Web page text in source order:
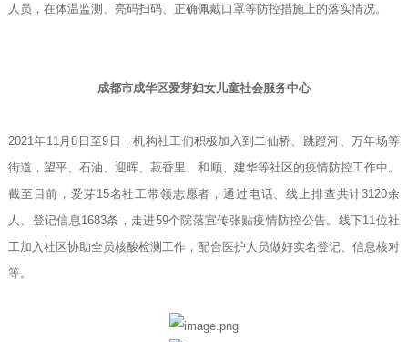
人员，在体温监测、亮码扫码、正确佩戴口罩等防控措施上的落实情况。
成都市成华区爱芽妇女儿童社会服务中心
2021年11月8日至9日，机构社工们积极加入到二仙桥、跳蹬河、万年场等
街道，望平、石油、迎晖、菽香里、和顺、建华等社区的疫情防控工作中。
截至目前，爱芽15名社工带领志愿者，通过电话、线上排查共计3120余
人、登记信息1683条，走进59个院落宣传张贴疫情防控公告。线下11位社
工加入社区协助全员核酸检测工作，配合医护人员做好实名登记、信息核对
等。